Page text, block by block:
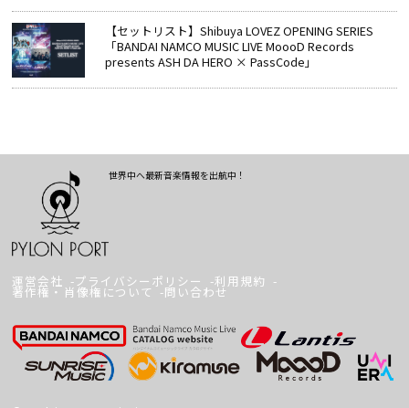
【セットリスト】Shibuya LOVEZ OPENING SERIES
「BANDAI NAMCO MUSIC LIVE MoooD Records
presents ASH DA HERO × PassCode」
世界中へ最新音楽情報を出航中！
運営会社 プライバシーポリシー 利用規約
著作権・肖像権について 問い合わせ